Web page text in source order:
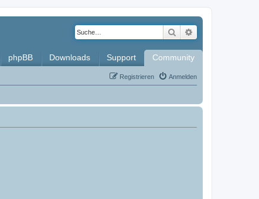
Suche
phpBB Downloads Support Community
Anmelden
Registrieren